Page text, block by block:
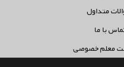
متداول
با ما
معلم خصوصی